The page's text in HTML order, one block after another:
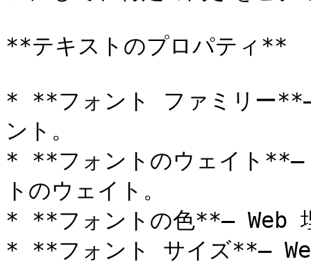
**テキストのプロパティ**
* **フォント ファミリー
ント。
* **フォントのウェイト**–
トのウェイト。
* **フォントの色**– Web
* **フォント サイズ**–